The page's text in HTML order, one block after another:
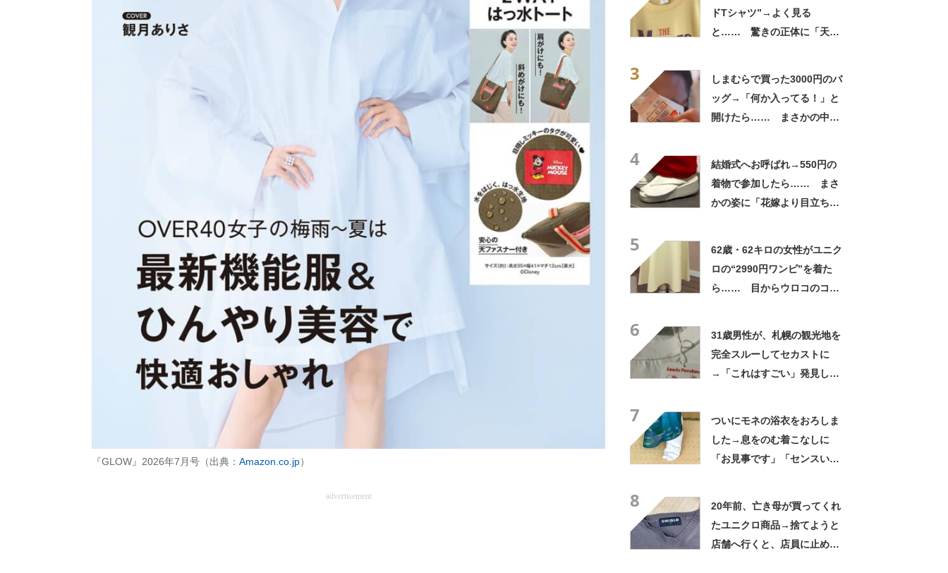
『GLOW』2026年7月号（出典： Amazon.co.jp）
advertisement
ドTシャツ”→よく見る
と…… 驚きの正体に「天
3
しまむらで買った3000円のバ
ッグ→「何か入ってる！」と
開けたら…… まさかの中身
4
結婚式へお呼ばれ→550円の
着物で参加したら…… まさ
かの姿に「花嫁より目立ちそ
5
62歳・62キロの女性がユニク
ロの“2990円ワンピ”を着た
ら…… 目からウロコのコー
6
31歳男性が、札幌の観光地を
完全スルーしてセカストに
→「これはすごい」発見した
7
ついにモネの浴衣をおろしま
した→息をのむ着こなしに
「お見事です」「センスい
8
20年前、亡き母が買ってくれ
たユニクロ商品→捨てようと
店舗へ行くと、店員に止めら